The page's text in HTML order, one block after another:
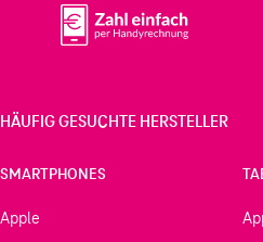
HÄUFIG GESUCHTE HERSTELLER
SMARTPHONES
Apple